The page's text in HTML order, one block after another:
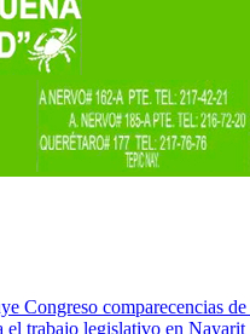
Congreso comparecencias
el trabajo legislativo en Nayarit